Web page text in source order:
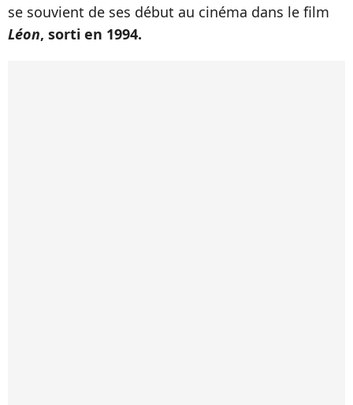
se souvient de ses début au cinéma dans le film
Léon, sorti en 1994.